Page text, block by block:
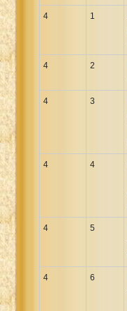
4 1
4 2
4 3
4 4
4 5
4 6